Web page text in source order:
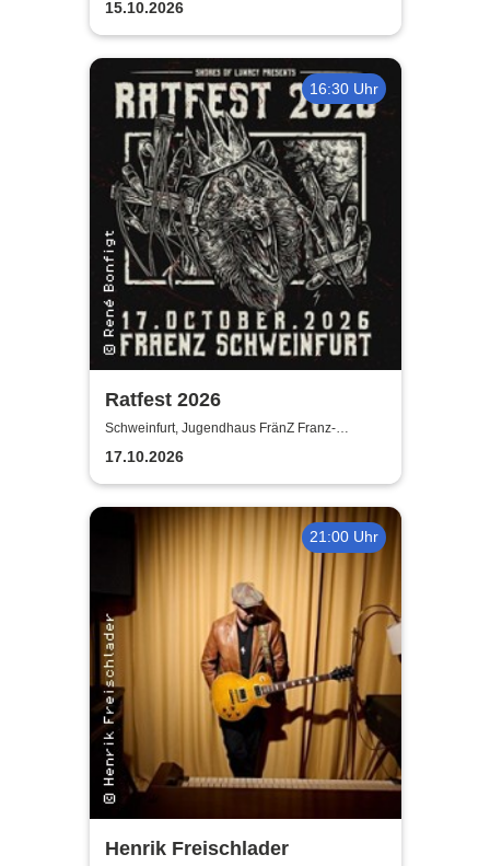
15.10.2026
16:30 Uhr
Ratfest 2026
Schweinfurt, Jugendhaus FränZ Franz-
Schubert-Straße
17.10.2026
21:00 Uhr
Henrik Freischlader